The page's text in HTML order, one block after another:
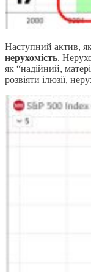
Наступний актив,
нерухомість.
як “надійний,
розвіяти ілюзії,